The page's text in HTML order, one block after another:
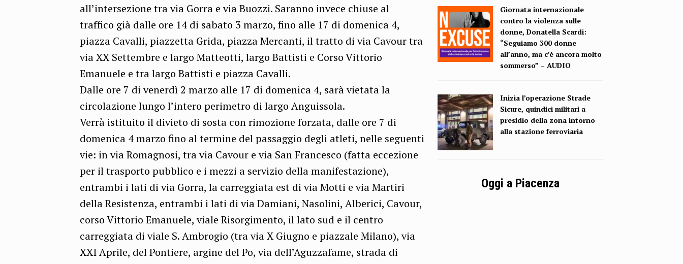
all’intersezione tra via Gorra e via Buozzi. Saranno invece chiuse al
traffico già dalle ore 14 di sabato 3 marzo, fino alle 17 di domenica 4,
piazza Cavalli, piazzetta Grida, piazza Mercanti, il tratto di via Cavour tra
via XX Settembre e largo Matteotti, largo Battisti e Corso Vittorio
Emanuele e tra largo Battisti e piazza Cavalli.
Dalle ore 7 di venerdì 2 marzo alle 17 di domenica 4, sarà vietata la
circolazione lungo l’intero perimetro di largo Anguissola.
Verrà istituito il divieto di sosta con rimozione forzata, dalle ore 7 di
domenica 4 marzo fino al termine del passaggio degli atleti, nelle seguenti
vie: in via Romagnosi, tra via Cavour e via San Francesco (fatta eccezione
per il trasporto pubblico e i mezzi a servizio della manifestazione),
entrambi i lati di via Gorra, la carreggiata est di via Motti e via Martiri
della Resistenza, entrambi i lati di via Damiani, Nasolini, Alberici, Cavour,
corso Vittorio Emanuele, viale Risorgimento, il lato sud e il centro
carreggiata di viale S. Ambrogio (tra via X Giugno e piazzale Milano), via
XXI Aprile, del Pontiere, argine del Po, via dell’Aguzzafame, strada di
Giornata internazionale
contro la violenza sulle
donne, Donatella Scardi:
“Seguiamo 300 donne
all’anno, ma c’è ancora molto
sommerso” – AUDIO
Inizia l’operazione Strade
Sicure, quindici militari a
presidio della zona intorno
alla stazione ferroviaria
Oggi a Piacenza